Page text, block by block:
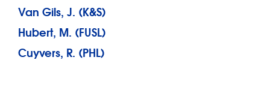
Van Gils, J. (K&S)
Hubert, M. (FUSL)
Cuyvers, R. (PHL)